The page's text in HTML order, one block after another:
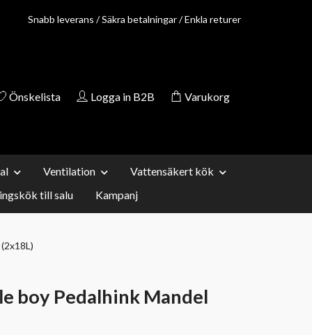
Snabb leverans / Säkra betalningar / Enkla returer
Önskelista Logga in B2B Varukorg
Ventilation
Vattensäkert kök
till salu Kampanj
boy Pedalhink Mandel